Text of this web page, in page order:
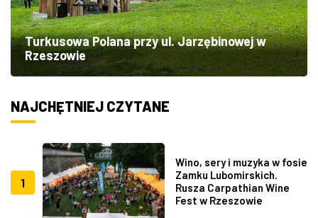
Turkusowa Polana przy ul. Jarzębinowej w
Rzeszowie
NAJCHĘTNIEJ CZYTANE
1
Wino, sery i muzyka w fosie
Zamku Lubomirskich.
Rusza Carpathian Wine
Fest w Rzeszowie